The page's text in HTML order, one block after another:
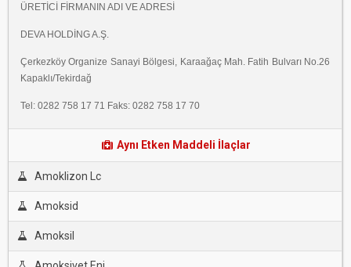
ÜRETİCİ FİRMANIN ADI VE ADRESİ
DEVA HOLDİNG A.Ş.
Çerkezköy Organize Sanayi Bölgesi, Karaağaç Mah. Fatih Bulvarı No.26
Kapaklı/Tekirdağ
Tel: 0282 758 17 71 Faks: 0282 758 17 70
Aynı Etken Maddeli İlaçlar
Amoklizon Lc
Amoksid
Amoksil